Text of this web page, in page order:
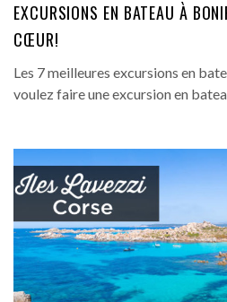
EXCURSIONS EN BATEAU À
CŒUR!
Les 7 meilleures excursions en
voulez faire une excursion en